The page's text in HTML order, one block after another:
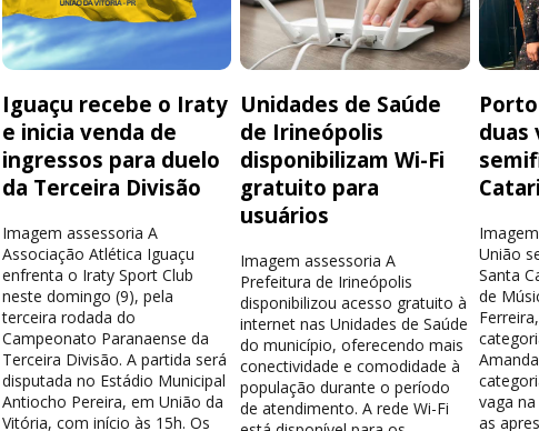
Iguaçu recebe o Iraty
e inicia venda de
ingressos para duelo
da Terceira Divisão
Imagem assessoria A
Associação Atlética Iguaçu
enfrenta o Iraty Sport Club
neste domingo (9), pela
terceira rodada do
Campeonato Paranaense da
Terceira Divisão. A partida será
disputada no Estádio Municipal
Antiocho Pereira, em União da
Vitória, com início às 15h. Os
Unidades de Saúde
de Irineópolis
disponibilizam Wi-Fi
gratuito para
usuários
Imagem assessoria A
Prefeitura de Irineópolis
disponibilizou acesso gratuito à
internet nas Unidades de Saúde
do município, oferecendo mais
conectividade e comodidade à
população durante o período
de atendimento. A rede Wi-Fi
duas
União
Santa
de
vaga
as